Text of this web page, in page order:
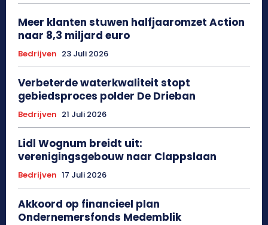
Meer klanten stuwen halfjaaromzet Action
naar 8,3 miljard euro
Bedrijven 23 Juli 2026
Verbeterde waterkwaliteit stopt
gebiedsproces polder De Drieban
Bedrijven 21 Juli 2026
Lidl Wognum breidt uit:
verenigingsgebouw naar Clappslaan
Bedrijven 17 Juli 2026
Akkoord op financieel plan
Ondernemersfonds Medemblik